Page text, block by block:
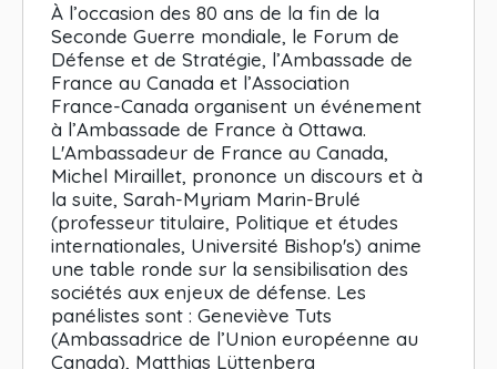
À l’occasion des 80 ans de la fin de la
Seconde Guerre mondiale, le Forum de
Défense et de Stratégie, l’Ambassade de
France au Canada et l’Association
France-Canada organisent un événement
à l’Ambassade de France à Ottawa.
L'Ambassadeur de France au Canada,
Michel Miraillet, prononce un discours et à
la suite, Sarah-Myriam Marin-Brulé
(professeur titulaire, Politique et études
internationales, Université Bishop's) anime
une table ronde sur la sensibilisation des
sociétés aux enjeux de défense. Les
panélistes sont : Geneviève Tuts
(Ambassadrice de l’Union européenne au
Canada), Matthias Lüttenberg